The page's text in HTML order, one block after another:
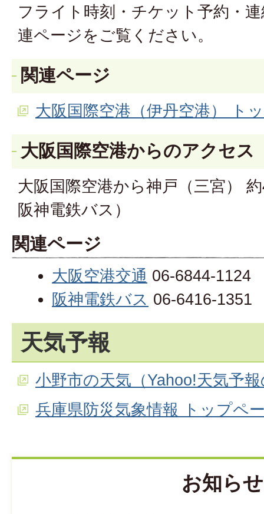
フライト時刻・チケット予約・
連ページをご覧ください。
関連ページ
大阪国際空港（伊丹空港） ト
大阪国際空港からのアクセス
大阪国際空港から神戸（三宮）
阪神電鉄バス）
関連ページ
大阪空港交通 06-6844-1124
阪神電鉄バス 06-6416-1351
天気予報
小野市の天気（Yahoo!天気予
兵庫県防災気象情報 トップペ
お知らせ